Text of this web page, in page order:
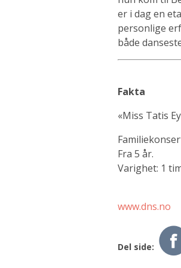
er i dag en
personlige
både
Fakta
«Miss Tatis
Fra 5 år.
Varighet: 1
www.dns.no
Del side: